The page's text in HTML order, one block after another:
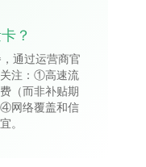
？
通过运营商官
注：①高速流
（而非补贴期
网络覆盖和信
。